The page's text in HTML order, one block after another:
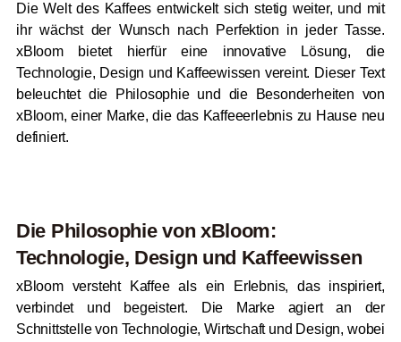
Die Welt des Kaffees entwickelt sich stetig weiter, und mit
ihr wächst der Wunsch nach Perfektion in jeder Tasse.
xBloom bietet hierfür eine innovative Lösung, die
Technologie, Design und Kaffeewissen vereint. Dieser Text
beleuchtet die Philosophie und die Besonderheiten von
xBloom, einer Marke, die das Kaffeeerlebnis zu Hause neu
definiert.
Die Philosophie von xBloom:
Technologie, Design und Kaffeewissen
xBloom versteht Kaffee als ein Erlebnis, das inspiriert,
verbindet und begeistert. Die Marke agiert an der
Schnittstelle von Technologie, Wirtschaft und Design, wobei